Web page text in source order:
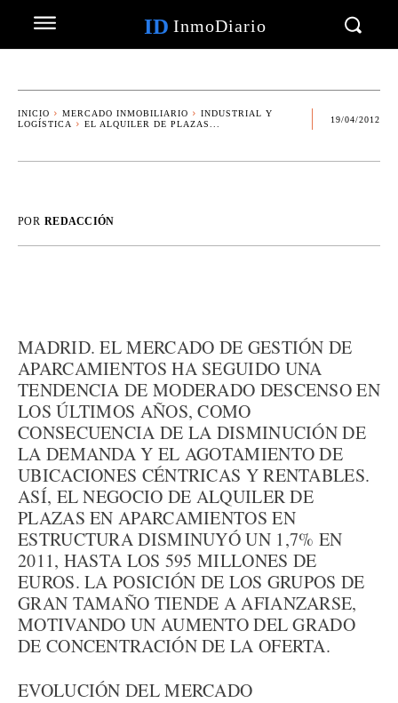
ID InmoDiario
INICIO MERCADO INMOBILIARIO
INDUSTRIAL Y
LOGÍSTICA
EL ALQUILER DE PLAZAS...
19/04/2012
POR REDACCIÓN
MADRID. EL MERCADO DE GESTIÓN DE
APARCAMIENTOS HA SEGUIDO UNA
TENDENCIA DE MODERADO DESCENSO EN
LOS ÚLTIMOS AÑOS, COMO
CONSECUENCIA DE LA DISMINUCIÓN DE
LA DEMANDA Y EL AGOTAMIENTO DE
UBICACIONES CÉNTRICAS Y RENTABLES.
ASÍ, EL NEGOCIO DE ALQUILER DE
PLAZAS EN APARCAMIENTOS EN
ESTRUCTURA DISMINUYÓ UN 1,7% EN
2011, HASTA LOS 595 MILLONES DE
EUROS. LA POSICIÓN DE LOS GRUPOS DE
GRAN TAMAÑO TIENDE A AFIANZARSE,
MOTIVANDO UN AUMENTO DEL GRADO
DE CONCENTRACIÓN DE LA OFERTA.
EVOLUCIÓN DEL MERCADO